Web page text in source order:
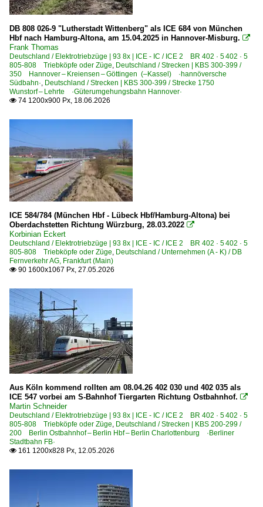
Bergen (Rügen)
Berlin Hauptbahnhof (Lehrter Bahnhof) ·BL·
Berlin (Sonstige)
Berlin Alexanderplatz
Berlin Friedrichstraße
Berlin Gesundbrunnen
Berlin Schönefeld Flughafen
Berlin Spandau
Berlin Südkreuz
Berlin Wannsee
Berlin Zoologischer Garten
Bernau bei Berlin
Bielefeld
Bienenbüttel
Bochum Hbf ·EBO·
Bonn
Bremen Hbf ·HB·
Burgkemnitz
Büttgen
Celle
Darmstadt Hbf ·FD·
Dedensen-Gümmer
Donauwörth
Dortmund Hbf ·EDO·
Dresden Hbf ·DH·
Duisburg Hbf ·EDG·
2026
DB 808 026-9 "Lutherstadt Wittenberg" als ICE 684 von München
Hbf nach Hamburg-Altona, am 15.04.2025 in Hannover-Misburg. 
Frank Thomas
Deutschland / Elektrotriebzüge | 93 8x | ICE - IC / ICE 2 BR 402 · 5 402 · 5
805-808 Triebköpfe oder Züge, Deutschland / Strecken | KBS 300-399 /
350 Hannover – Kreiensen – Göttingen (–Kassel) ·hannöversche
Südbahn·, Deutschland / Strecken | KBS 300-399 / Strecke 1750
Wunstorf – Lehrte ·Güterumgehungsbahn Hannover·
 74 1200x900 Px, 18.06.2026
ICE 584/784 (München Hbf - Lübeck Hbf/Hamburg-Altona) bei
Oberdachstetten Richtung Würzburg, 28.03.2022 
Korbinian Eckert
Deutschland / Elektrotriebzüge | 93 8x | ICE - IC / ICE 2 BR 402 · 5 402 · 5
805-808 Triebköpfe oder Züge, Deutschland / Unternehmen (A - K) / DB
Fernverkehr AG, Frankfurt (Main)
 90 1600x1067 Px, 27.05.2026
Aus Köln kommend rollten am 08.04.26 402 030 und 402 035 als
ICE 547 vorbei am S-Bahnhof Tiergarten Richtung Ostbahnhof. 
Martin Schneider
Deutschland / Elektrotriebzüge | 93 8x | ICE - IC / ICE 2 BR 402 · 5 402 · 5
805-808 Triebköpfe oder Züge, Deutschland / Strecken | KBS 200-299 /
200 Berlin Ostbahnhof – Berlin Hbf – Berlin Charlottenburg ·Berliner
Stadtbahn FB·
 161 1200x828 Px, 12.05.2026